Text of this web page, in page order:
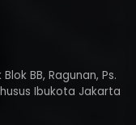
BB, Ragunan, Ps.
Ibukota Jakarta